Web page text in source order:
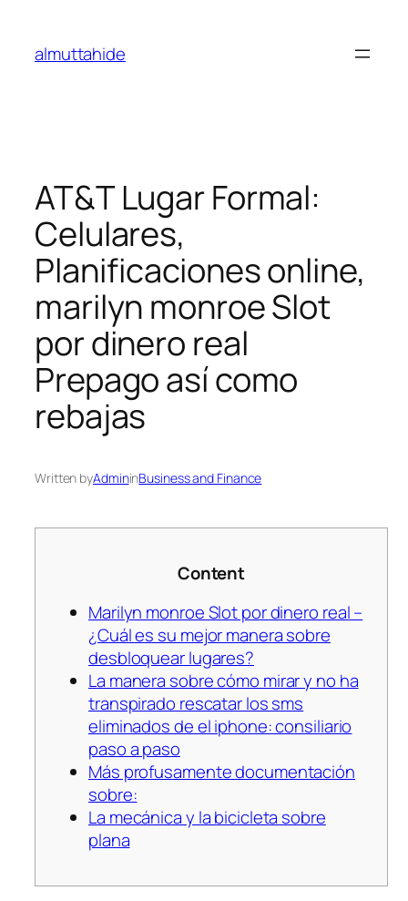
content
almuttahide
AT&T Lugar Formal:
Celulares,
Planificaciones online,
marilyn monroe Slot
por dinero real
Prepago así­ como
rebajas
Written byAdmininBusiness and Finance
Content
Marilyn monroe Slot por dinero real –
¿Cuál es su mejor manera sobre
desbloquear lugares?
La manera sobre cómo mirar y no ha
transpirado rescatar los sms
eliminados de el iphone: consiliario
paso a paso
Más profusamente documentación
sobre:
La mecánica y la bicicleta sobre
plana